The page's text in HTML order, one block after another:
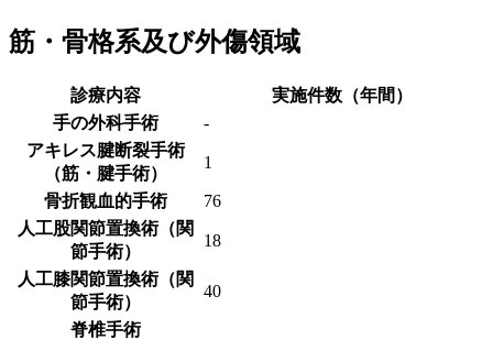
筋・骨格系及び外傷領域
診療内容
実施件数（年間）
手の外科手術
-
アキレス腱断裂手術
（筋・腱手術）
1
骨折観血的手術
76
人工股関節置換術（関
節手術）
18
人工膝関節置換術（関
節手術）
40
脊椎手術